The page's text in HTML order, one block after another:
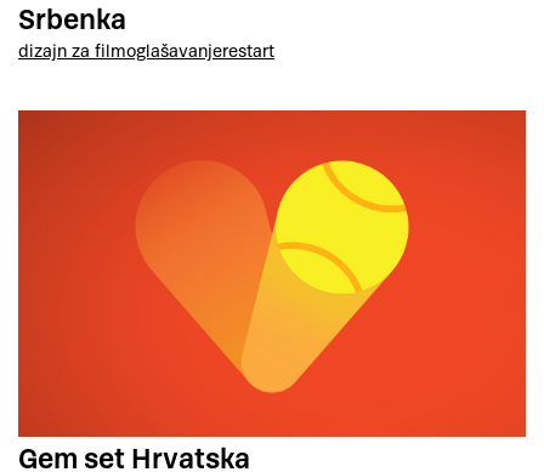
Srbenka
dizajn za filmoglašavanjerestart
Gem set Hrvatska